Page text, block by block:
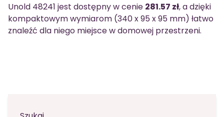
Unold 48241 jest dostępny w cenie 281.57 zł, a dzięki
kompaktowym wymiarom (340 x 95 x 95 mm) łatwo
znaleźć dla niego miejsce w domowej przestrzeni.